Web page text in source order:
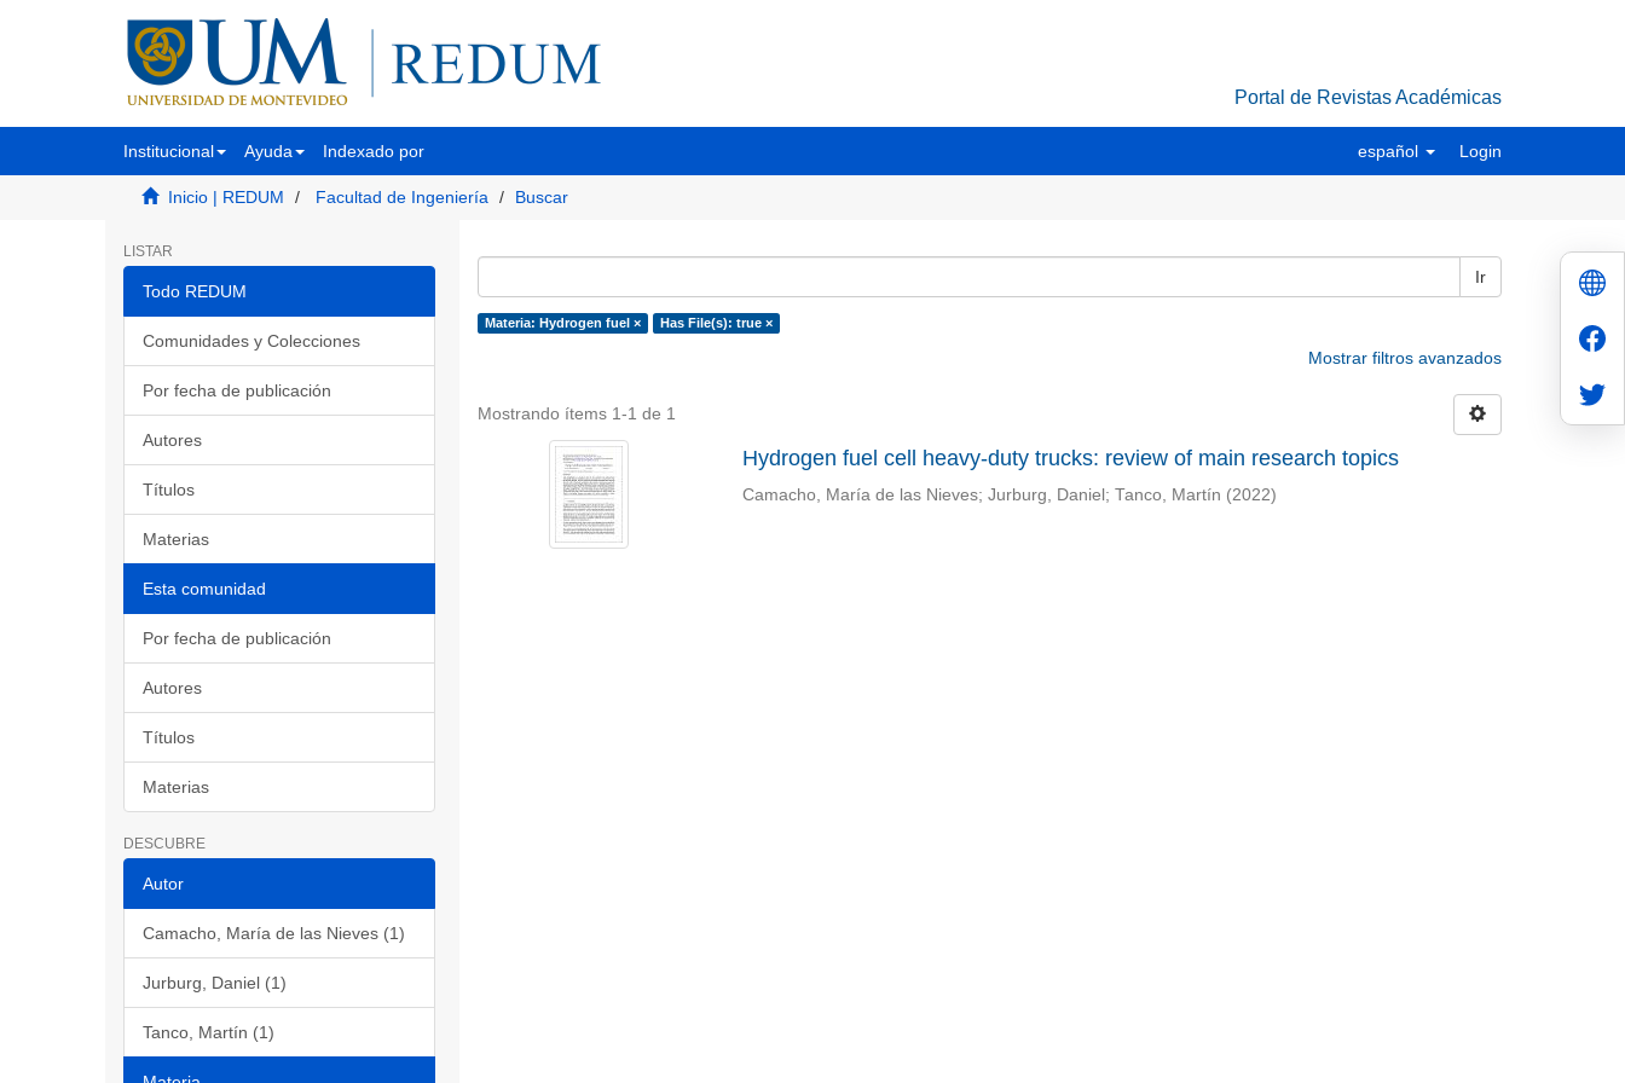
Portal de Revistas Académicas
Institucional Ayuda Indexado por español Login
Inicio | REDUM Facultad de Ingeniería Buscar
LISTAR
Todo REDUM
Comunidades y Colecciones
Por fecha de publicación
Autores
Títulos
Materias
Esta comunidad
Por fecha de publicación
Autores
Títulos
Materias
DESCUBRE
Autor
Camacho, María de las Nieves (1)
Jurburg, Daniel (1)
Tanco, Martín (1)
Ir
Materia: Hydrogen fuel × Has File(s): true ×
Mostrar filtros avanzados
Mostrando ítems 1-1 de 1
Hydrogen fuel cell heavy-duty trucks: review of main research topics
Camacho, María de las Nieves; Jurburg, Daniel ; Tanco, Martín (2022)